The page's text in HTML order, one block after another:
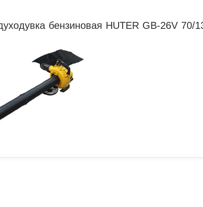
бензиновая HUTER GB-26V 70/